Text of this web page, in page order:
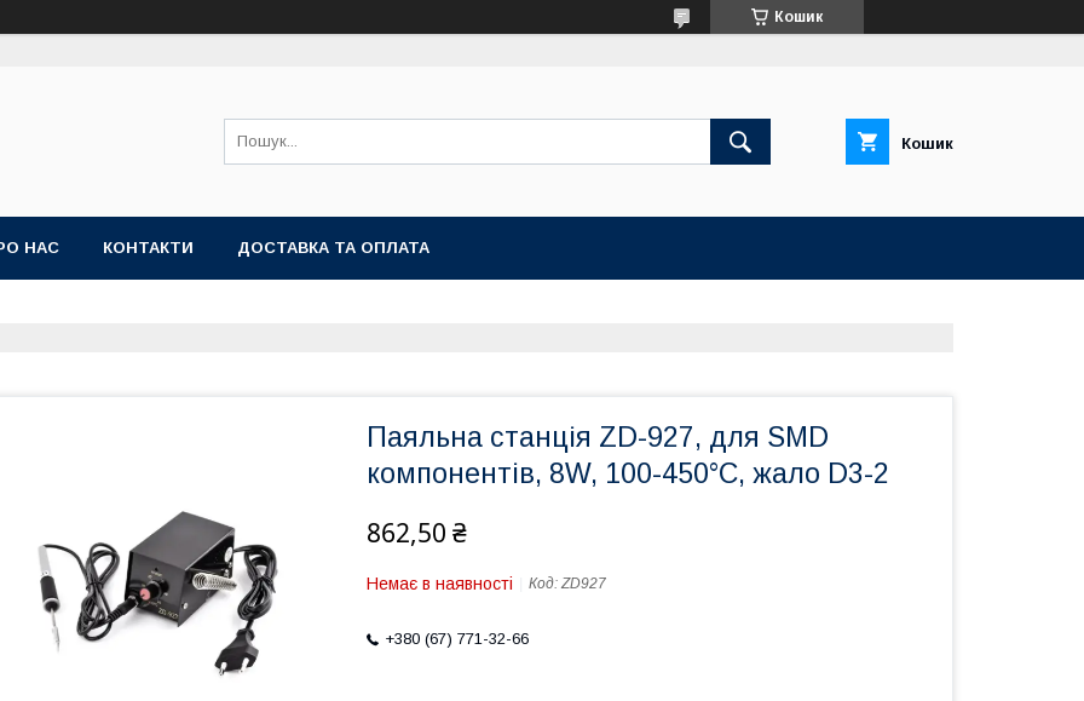
Кошик
Кошик
НАС КОНТАКТИ ДОСТАВКА ТА ОПЛАТА
Паяльна станція ZD-927, для SMD
компонентів, 8W, 100-450°C, жало D3-2
862,50 ₴
Немає в наявності Код: ZD927
+380 (67) 771-32-66